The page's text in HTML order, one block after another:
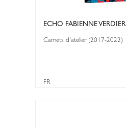
ECHO FABIENNE VERDIER
Carnets d'atelier (2017-2022)
FR